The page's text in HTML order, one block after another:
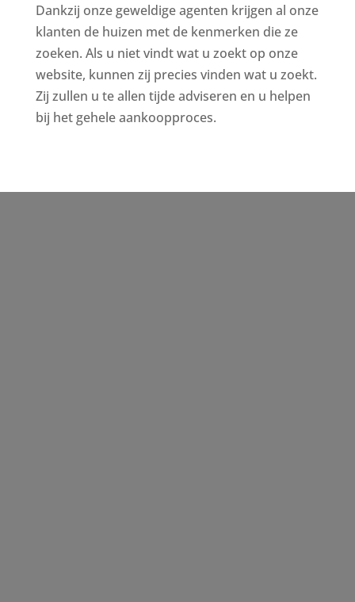
Dankzij onze geweldige agenten krijgen al onze
klanten de huizen met de kenmerken die ze
zoeken. Als u niet vindt wat u zoekt op onze
website, kunnen zij precies vinden wat u zoekt.
Zij zullen u te allen tijde adviseren en u helpen
bij het gehele aankoopproces.